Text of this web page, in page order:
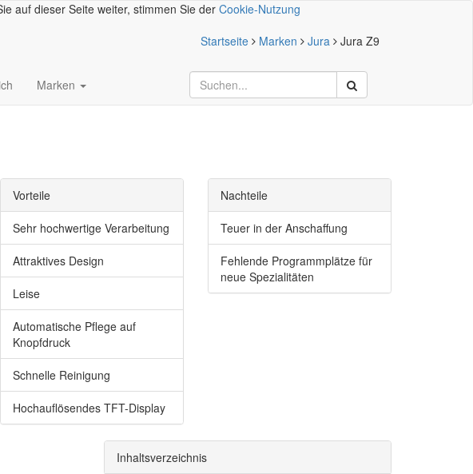
auf dieser Seite weiter, stimmen Sie der Cookie-Nutzung
Startseite Marken Jura Jura Z9
Marken
Vorteile
Sehr hochwertige Verarbeitung
Attraktives Design
Leise
Automatische Pflege auf
Knopfdruck
Schnelle Reinigung
Hochauflösendes TFT-Display
Nachteile
Teuer in der Anschaffung
Fehlende Programmplätze für
neue Spezialitäten
Inhaltsverzeichnis